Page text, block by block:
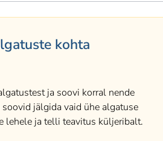
kohta
ja soovi korral nende
jälgida vaid ühe algatuse
lehele ja telli teavitus küljeribalt.